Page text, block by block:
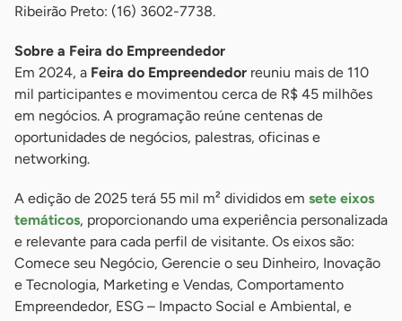
Ribeirão Preto: (16) 3602-7738.
Sobre a Feira do Empreendedor
Em 2024, a Feira do Empreendedor reuniu mais de 110
mil participantes e movimentou cerca de R$ 45 milhões
em negócios. A programação reúne centenas de
oportunidades de negócios, palestras, oficinas e
networking.
A edição de 2025 terá 55 mil m² divididos em sete eixos
temáticos, proporcionando uma experiência personalizada
e relevante para cada perfil de visitante. Os eixos são:
Comece seu Negócio, Gerencie o seu Dinheiro, Inovação
e Tecnologia, Marketing e Vendas, Comportamento
Empreendedor, ESG – Impacto Social e Ambiental, e